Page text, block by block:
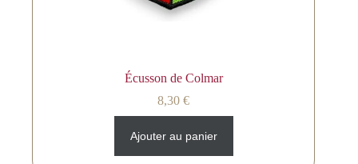
Écusson de Colmar
8,30€
Ajouter au panier